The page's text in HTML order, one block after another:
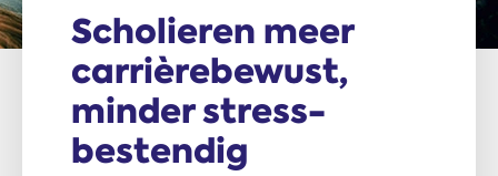
Scholieren meer
carrière­bewust,
minder stress­
bestendig